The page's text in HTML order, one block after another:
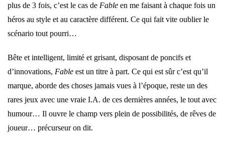
plus de 3 fois, c’est le cas de Fable en me faisant à chaque fois un
héros au style et au caractère différent. Ce qui fait vite oublier le
scénario tout pourri…
Bête et intelligent, limité et grisant, disposant de poncifs et
d’innovations, Fable est un titre à part. Ce qui est sûr c’est qu’il
marque, aborde des choses jamais vues à l’époque, reste un des
rares jeux avec une vraie I.A. de ces dernières années, le tout avec
humour… Il ouvre le champ vers plein de possibilités, de rêves de
joueur… précurseur on dit.